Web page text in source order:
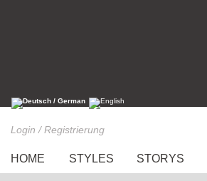
Login / Registrierung
HOME STYLES STORYS